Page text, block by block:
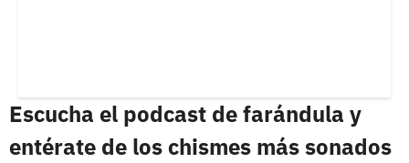
Escucha el podcast de farándula y
entérate de los chismes más sonados